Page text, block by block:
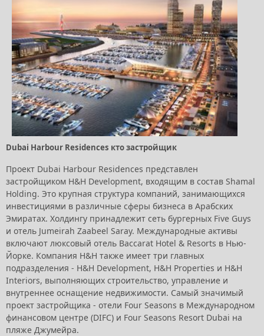
Dubai Harbour Residences кто застройщик
Проект Dubai Harbour Residences представлен
застройщиком H&H Development, входящим в состав Shamal
Holding. Это крупная структура компаний, занимающихся
инвестициями в различные сферы бизнеса в Арабских
Эмиратах. Холдингу принадлежит сеть бургерных Five Guys
и отель Jumeirah Zaabeel Saray. Международные активы
включают люксовый отель Baccarat Hotel & Resorts в Нью-
Йорке. Компания H&H также имеет три главных
подразделения - H&H Development, H&H Properties и H&H
Interiors, выполняющих строительство, управление и
внутреннее оснащение недвижимости. Самый значимый
проект застройщика - отели Four Seasons в Международном
финансовом центре (DIFC) и Four Seasons Resort Dubai на
пляже Джумейра.